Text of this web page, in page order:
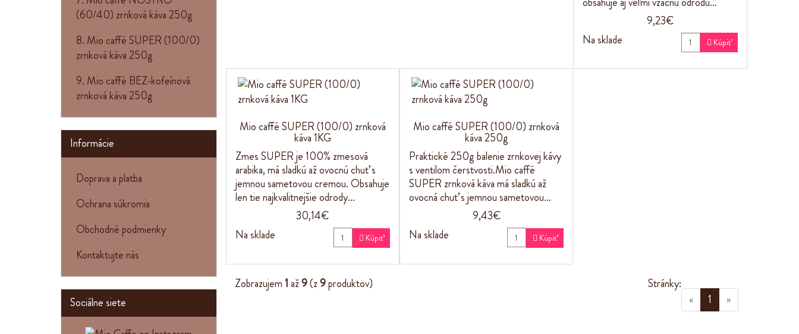
9,23€
Na sklade
 Kúpiť
Mio caffé SUPER (100/0) zrnková
káva 1KG
Zmes SUPER je 100% zmesová
arabika, má sladkú až ovocnú chuť s
jemnou sametovou cremou. Obsahuje
len tie najkvalitnejšie odrody…
30,14€
Na sklade
 Kúpiť
Mio caffé SUPER (100/0) zrnková
káva 250g
Praktické 250g balenie zrnkovej kávy
s ventilom čerstvosti.Mio caffé
SUPER zrnková káva má sladkú až
ovocná chuť s jemnou sametovou…
9,43€
Na sklade
 Kúpiť
Zobrazujem1až9(z9produktov)
«
1 (current)
»
Stránky:
(60/40) zrnková káva 250g
8. Mio caffé SUPER (100/0)
zrnková káva 250g
9. Mio caffé BEZ-kofeínová
zrnková káva 250g
Informácie
Doprava a platba
Ochrana súkromia
Obchodné podmienky
Kontaktujte nás
Sociálne siete